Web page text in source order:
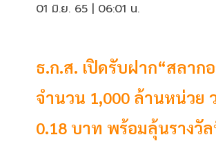
01 มิ.ย. 65 | 06:01 น.
ธ.ก.ส. เปิดรับฝาก“สลาก
จำนวน 1,000 ล้านหน่วย
0.18 บาท พร้อมลุ้นรางวั